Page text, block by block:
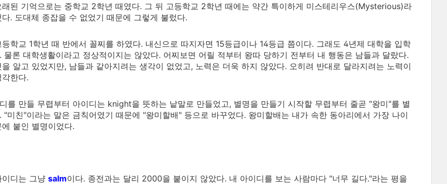
래된 기억으로는 중학교 2학년 때였다. 그 뒤 고등학교 2학년 때에는 약간 특이하게 미스테리우스(Mysterious)라
. 도대체 종잡을 수 없었기 때문에 그렇게 불렀다.
학교 1학년 때 반에서 꼴찌를 하였다. 내신으로 따지자면 15등급이나 14등급 쯤이다. 그래도 4년제 대학을 입학
물론 대학생활이라고 정상적이지는 않았다. 어찌보면 어릴 적부터 왕따 당하기 전부터 내 행동은 남들과 달랐다.
알고 있었지만, 남들과 같아지려는 생각이 없었고, 노력은 더욱 하지 않았다. 오히려 반대로 달라지려는 노력이
한다.
를 만들 무렵부터 아이디는 knight을 뜻하는 낱말로 만들었고, 별명을 만들기 시작할 무렵부터 줄곧 "왕미"를 별
"미친"이라는 말은 금칙어였기 때문에 "왕미할배" 등으로 바꾸었다. 왕미할배는 내가 속한 동아리에서 가장 나이
붙인 별명이었다.
디는 그냥 salm이다. 종전과는 달리 2000을 붙이지 않았다. 내 아이디를 보는 사람마다 "너무 길다."라는 평을